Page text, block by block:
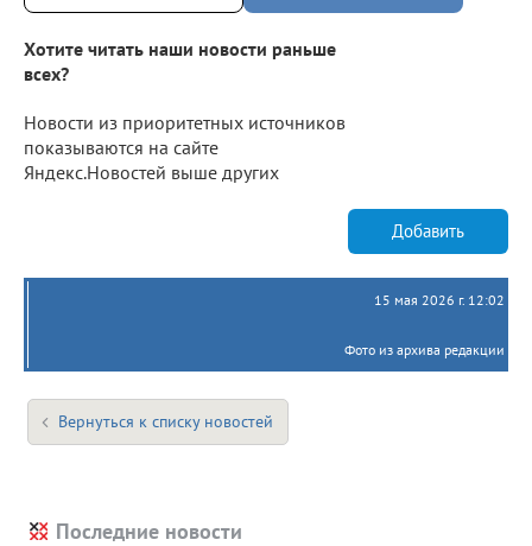
Хотите читать наши новости раньше
всех?
Новости из приоритетных источников
показываются на сайте
Яндекс.Новостей выше других
Добавить
15 мая 2026 г. 12:02
Фото из архива редакции
Вернуться к списку новостей
Последние новости